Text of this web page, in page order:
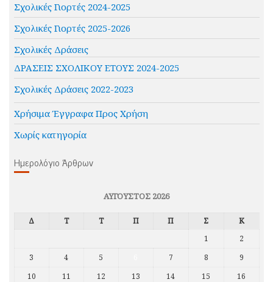
Σχολικές Γιορτές 2024-2025
Σχολικές Γιορτές 2025-2026
Σχολικές Δράσεις
ΔΡΑΣΕΙΣ ΣΧΟΛΙΚΟΥ ΕΤΟΥΣ 2024-2025
Σχολικές Δράσεις 2022-2023
Χρήσιμα Έγγραφα Προς Χρήση
Χωρίς κατηγορία
Ημερολόγιο Άρθρων
ΑΎΓΟΥΣΤΟΣ 2026
Δ Τ Τ Π Π Σ
Κ
1
2
3
4 5 7 8
9
10
11 12 13 14 15
16